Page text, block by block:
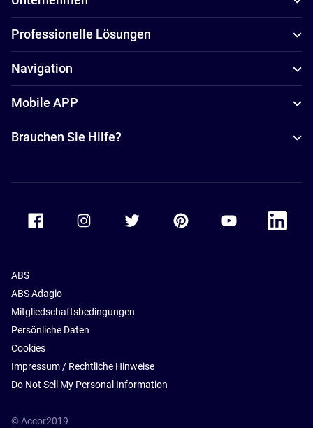
Professionelle Lösungen
Navigation
Mobile APP
Brauchen Sie Hilfe?
Accor Facebook Accor TwitterAccor PinterestAccor Youtube
Accor
ABS
ABS Adagio
Mitgliedschaftsbedingungen
Persönliche Daten
Cookies
Impressum / Rechtliche Hinweise
Do Not Sell My Personal Information
© Accor2019